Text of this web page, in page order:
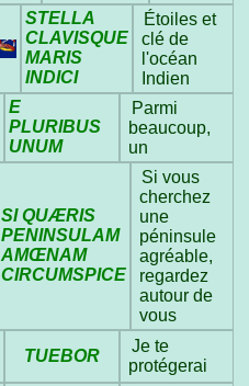
STELLA
CLAVISQUE
MARIS
INDICI
Étoiles et
clé de
l'océan
Indien
E
PLURIBUS
UNUM
Parmi
beaucoup,
un
SI QUÆRIS
PENINSULAM
AMŒNAM
CIRCUMSPICE
Si vous
cherchez
une
péninsule
agréable,
regardez
autour de
vous
TUEBOR
Je te
protégerai